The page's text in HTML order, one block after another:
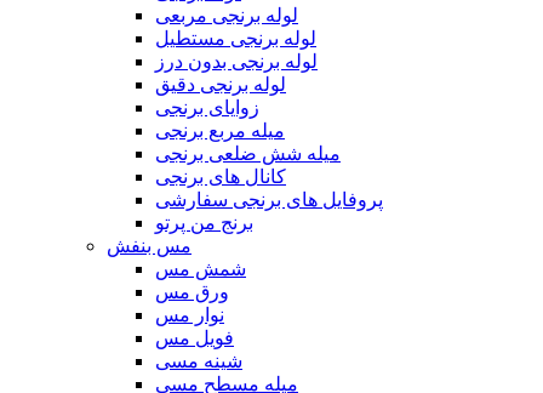
لوله برنجی مربعی
لوله برنجی مستطیل
لوله برنجی بدون درز
لوله برنجی دقیق
زوایای برنجی
میله مربع برنجی
میله شش ضلعی برنجی
کانال های برنجی
پروفایل های برنجی سفارشی
برنج من پرتو
مس بنفش
شمش مس
ورق مس
نوار مس
فویل مس
شینه مسی
میله مسطح مسی